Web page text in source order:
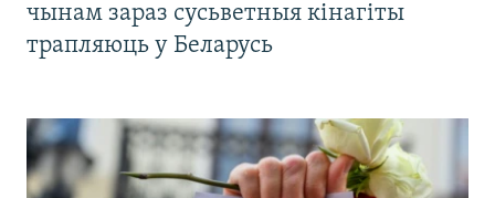
чынам зараз сусьветныя кінагіты
трапляюць у Беларусь